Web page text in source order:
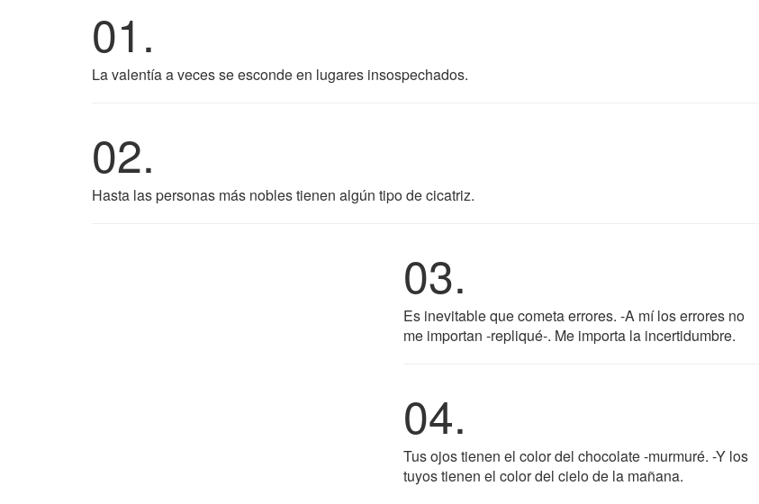
01.
La valentía a veces se esconde en lugares insospechados.
02.
Hasta las personas más nobles tienen algún tipo de cicatriz.
03.
Es inevitable que cometa errores. -A mí los errores no
me importan -repliqué-. Me importa la incertidumbre.
04.
Tus ojos tienen el color del chocolate -murmuré. -Y los
tuyos tienen el color del cielo de la mañana.